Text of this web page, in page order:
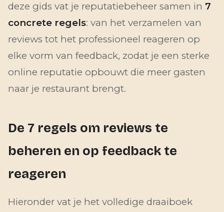
deze gids vat je reputatiebeheer samen in 7
concrete regels: van het verzamelen van
reviews tot het professioneel reageren op
elke vorm van feedback, zodat je een sterke
online reputatie opbouwt die meer gasten
naar je restaurant brengt.
De 7 regels om reviews te
beheren en op feedback te
reageren
Hieronder vat je het volledige draaiboek